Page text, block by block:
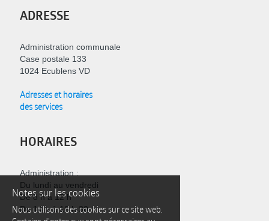
ADRESSE
Administration communale
Case postale 133
1024 Ecublens VD
Adresses et horaires
des services
HORAIRES
Administration :
Du lundi au vendredi
De 8 h à 12 h
De 14 h à 16 h 30
Notes sur les cookies
Nous utilisons des cookies sur ce site web.